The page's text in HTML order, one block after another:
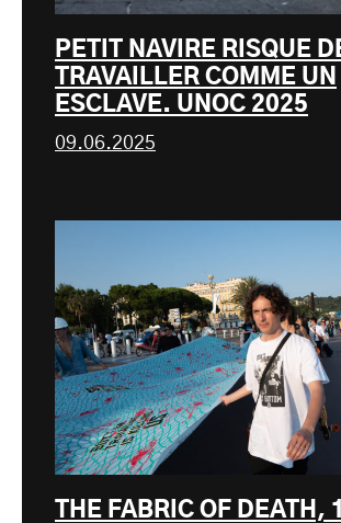
PETIT NAVIRE RISQUE
TRAVAILLER COMME UN
ESCLAVE. UNOC 2025
09.06.2025
THE FABRIC OF DEATH,